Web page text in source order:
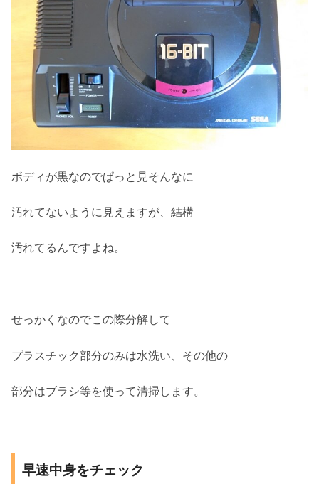
ボディが黒なのでぱっと見そんなに
汚れてないように見えますが、結構
汚れてるんですよね。
せっかくなのでこの際分解して
プラスチック部分のみは水洗い、その他の
部分はブラシ等を使って清掃します。
早速中身をチェック